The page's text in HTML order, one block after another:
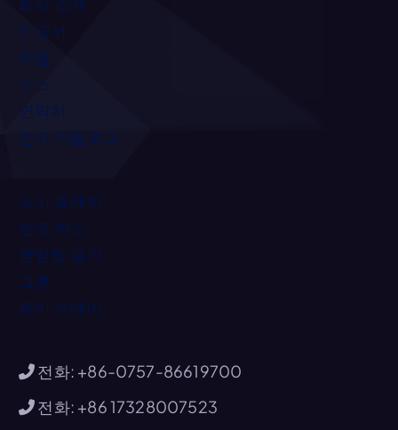
인증서
제품
뉴스
연락처
전자 카탈로그
스시 트레이
벤토 박스
클램쉘 용기
그릇
파티 트레이
전화: +86-0757-86619700
전화: +86 17328007523